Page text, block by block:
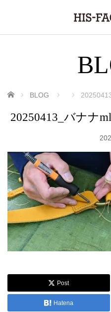
ホーム BLOG
20250413_バナナ
Post
Hatena